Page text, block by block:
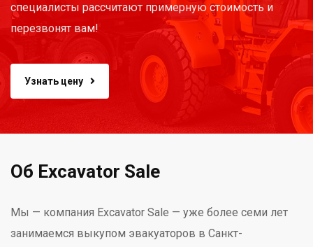
специалисты рассчитают примерную стоимость и
перезвонят вам!
Узнать цену
Об Excavator Sale
Мы — компания Excavator Sale — уже более семи лет
занимаемся выкупом эвакуаторов в Санкт-